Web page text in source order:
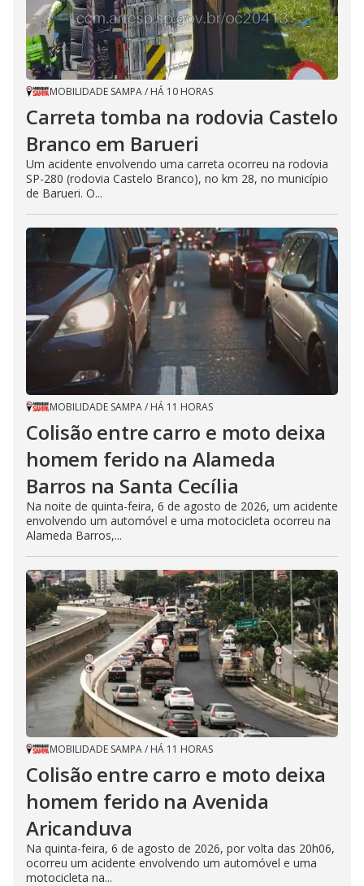
MOBILIDADE SAMPA/ HÁ 10 HORAS
Carreta tomba na rodovia Castelo
Branco em Barueri
Um acidente envolvendo uma carreta ocorreu na rodovia
SP-280 (rodovia Castelo Branco), no km 28, no município
de Barueri. O...
MOBILIDADE SAMPA/ HÁ 11 HORAS
Colisão entre carro e moto deixa
homem ferido na Alameda
Barros na Santa Cecília
Na noite de quinta-feira, 6 de agosto de 2026, um acidente
envolvendo um automóvel e uma motocicleta ocorreu na
Alameda Barros,...
MOBILIDADE SAMPA/ HÁ 11 HORAS
Colisão entre carro e moto deixa
homem ferido na Avenida
Aricanduva
Na quinta-feira, 6 de agosto de 2026, por volta das 20h06,
ocorreu um acidente envolvendo um automóvel e uma
motocicleta na...